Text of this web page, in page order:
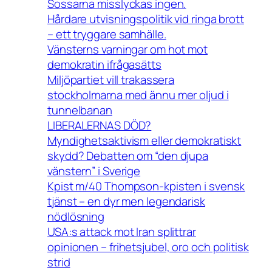
Sossarna misslyckas ingen.
Hårdare utvisningspolitik vid ringa brott
– ett tryggare samhälle.
Vänsterns varningar om hot mot
demokratin ifrågasätts
Miljöpartiet vill trakassera
stockholmarna med ännu mer oljud i
tunnelbanan
LIBERALERNAS DÖD?
Myndighetsaktivism eller demokratiskt
skydd? Debatten om “den djupa
vänstern” i Sverige
Kpist m/40 Thompson-kpisten i svensk
tjänst – en dyr men legendarisk
nödlösning
USA:s attack mot Iran splittrar
opinionen – frihetsjubel, oro och politisk
strid